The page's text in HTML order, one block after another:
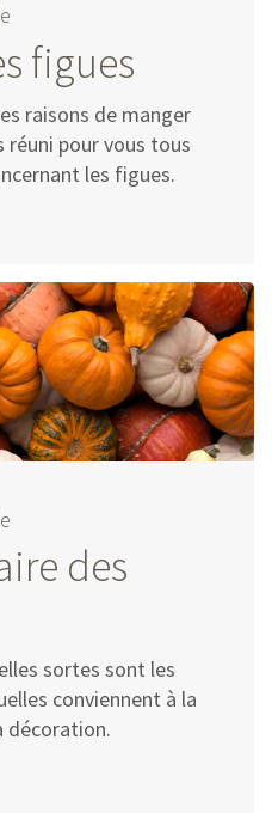
figues
raisons de manger
réuni pour vous tous
les figues.
des
sortes sont les
conviennent à la